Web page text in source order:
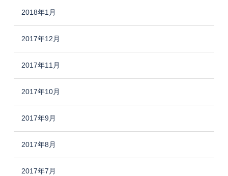
2018年1月
2017年12月
2017年11月
2017年10月
2017年9月
2017年8月
2017年7月